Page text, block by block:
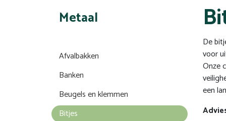
Metaal
Afvalbakken
Banken
Beugels en klemmen
Bitjes
De
voor
Onze
een